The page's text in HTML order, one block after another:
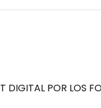
POR LOS